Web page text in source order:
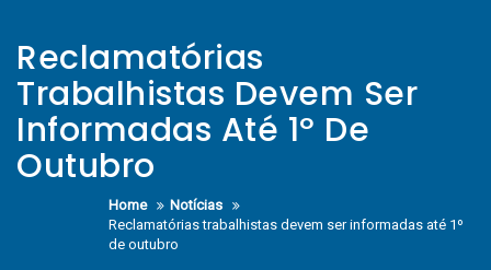
Reclamatórias
Trabalhistas Devem Ser
Informadas Até 1º De
Outubro
Home
Notícias
Reclamatórias trabalhistas devem ser informadas até 1º
de outubro